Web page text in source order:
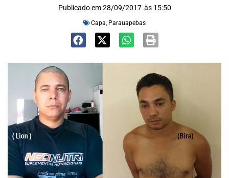
Publicado em 28/09/2017 às 15:50
Capa, Parauapebas